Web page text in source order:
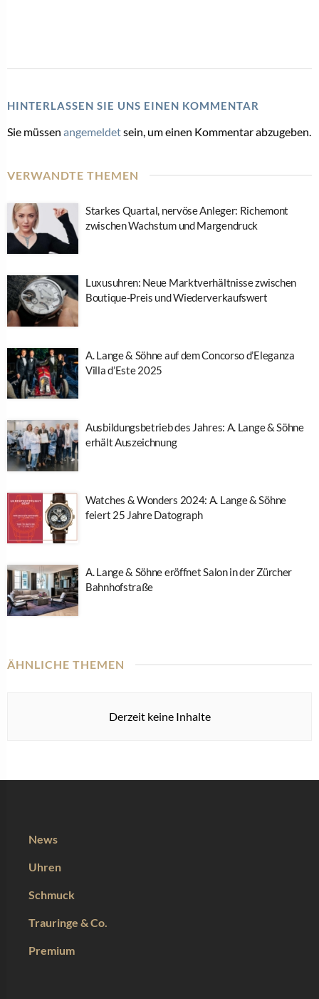
HINTERLASSEN SIE UNS EINEN KOMMENTAR
Sie müssen angemeldetsein, um einen Kommentar abzugeben.
VERWANDTE THEMEN
Starkes Quartal, nervöse Anleger: Richemont
zwischen Wachstum und Margendruck
Luxusuhren: Neue Marktverhältnisse zwischen
Boutique-Preis und Wiederverkaufswert
A. Lange & Söhne auf dem Concorso d’Eleganza
Villa d’Este 2025
Ausbildungsbetrieb des Jahres: A. Lange & Söhne
erhält Auszeichnung
Watches & Wonders 2024: A. Lange & Söhne
feiert 25 Jahre Datograph
A. Lange & Söhne eröffnet Salon in der Zürcher
Bahnhofstraße
ÄHNLICHE THEMEN
Derzeit keine Inhalte
News
Uhren
Schmuck
Trauringe & Co.
Premium